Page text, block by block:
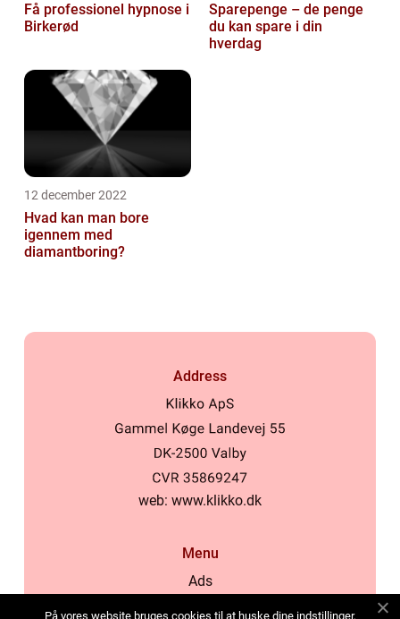
Få professionel hypnose i
Birkerød
Sparepenge – de penge
du kan spare i din
hverdag
12 december 2022
Hvad kan man bore
igennem med
diamantboring?
Address
web: www.klikko.dk
Menu
Ads
På vores website bruges cookies til at huske dine indstillinger,